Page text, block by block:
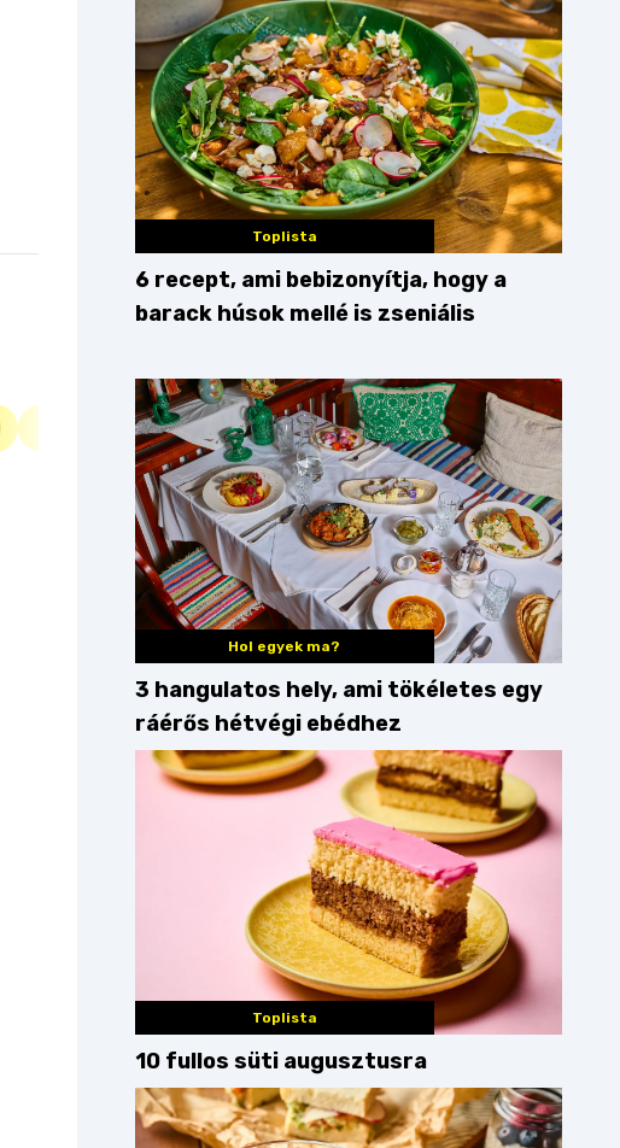
tépett csirke
Toplista
6 recept, ami bebizonyítja, hogy a
barack húsok mellé is zseniális
Hol egyek ma?
3 hangulatos hely, ami tökéletes egy
ráérős hétvégi ebédhez
Toplista
10 fullos süti augusztusra